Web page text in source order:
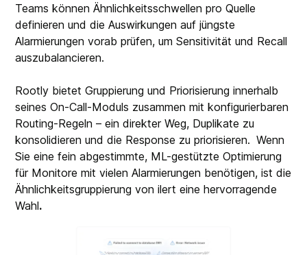
Teams können Ähnlichkeitsschwellen pro Quelle
definieren und die Auswirkungen auf jüngste
Alarmierungen vorab prüfen, um Sensitivität und Recall
auszubalancieren.
Rootly bietet Gruppierung und Priorisierung innerhalb
seines On-Call-Moduls zusammen mit konfigurierbaren
Routing-Regeln – ein direkter Weg, Duplikate zu
konsolidieren und die Response zu priorisieren. Wenn
Sie eine fein abgestimmte, ML-gestützte Optimierung
für Monitore mit vielen Alarmierungen benötigen, ist die
Ähnlichkeitsgruppierung von ilert eine hervorragende
Wahl.